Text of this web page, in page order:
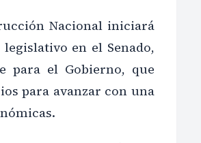
Nacional iniciará
en el Senado,
para el Gobierno, que
para avanzar con una